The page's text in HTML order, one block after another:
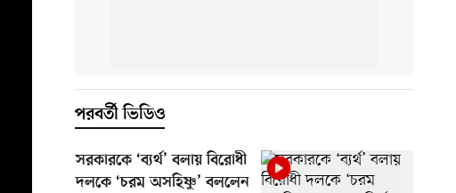
পরবর্তী ভিডিও
সরকারকে ‘ব্যর্থ’ বলায় বিরোধী
দলকে ‘চরম অসহিষ্ণু’ বললেন